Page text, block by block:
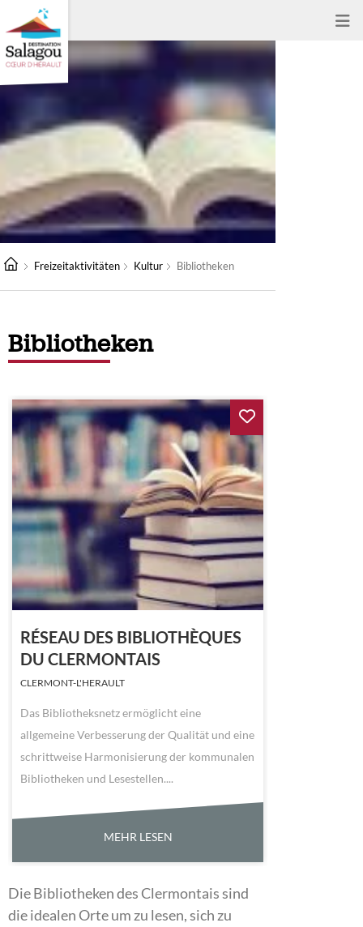
Freizeitaktivitäten Kultur Bibliotheken
Bibliotheken
RÉSEAU DES BIBLIOTHÈQUES
DU CLERMONTAIS
CLERMONT-L'HERAULT
Das Bibliotheksnetz ermöglicht eine
allgemeine Verbesserung der Qualität und eine
schrittweise Harmonisierung der kommunalen
Bibliotheken und Lesestellen....
MEHR LESEN
Die Bibliotheken des Clermontais sind
die idealen Orte um zu lesen, sich zu